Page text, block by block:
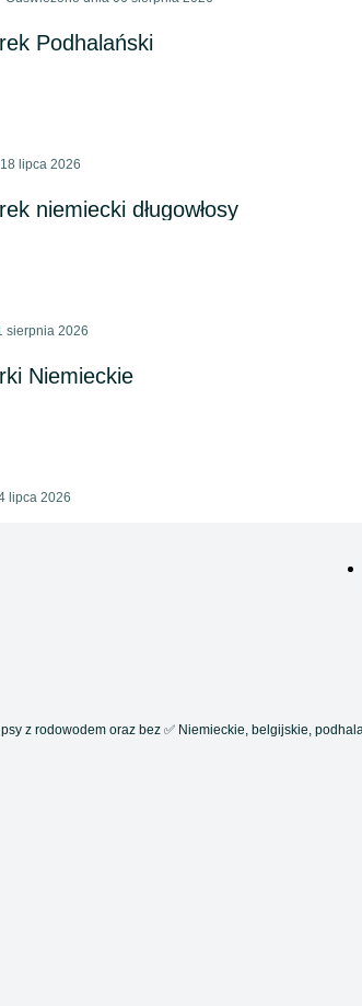
Podhalański
lipca 2026
niemiecki długowłosy
sierpnia 2026
Niemieckie
lipca 2026
z rodowodem oraz bez ✅ Niemieckie, belgijskie,